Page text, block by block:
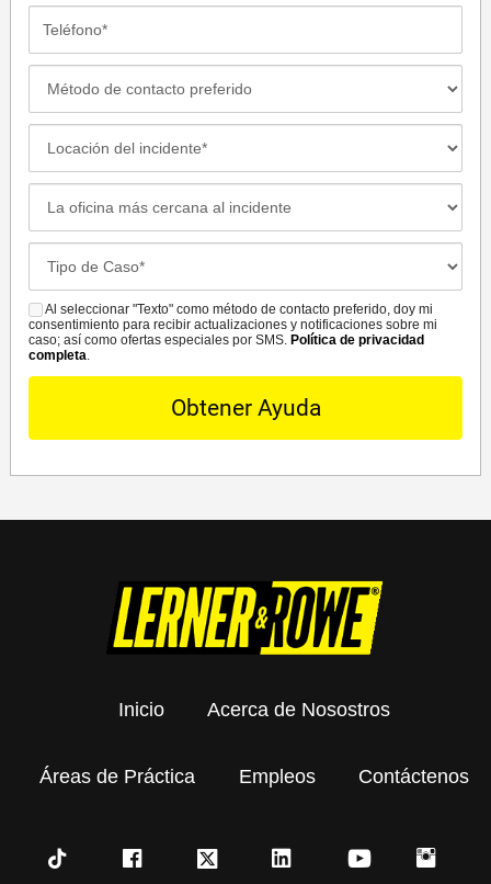
Contacto
Preferido
incidente
más
cercana
al
incidente*
Details*
SMSAl seleccionar "Texto" como método de contacto preferido, doy mi
consentimiento para recibir actualizaciones y notificaciones sobre mi
caso; así como ofertas especiales por SMS. Política de privacidad
completa.
Inicio Acerca de Nosostros
Áreas de Práctica Empleos Contáctenos